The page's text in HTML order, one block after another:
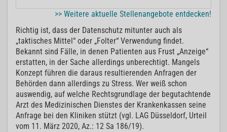
>> Weitere aktuelle Stellenangebote entdecken!
Richtig ist, dass der Datenschutz mitunter auch als
„taktisches Mittel“ oder „Folter“ Verwendung findet.
Bekannt sind Fälle, in denen Patienten aus Frust „Anzeige“
erstatten, in der Sache allerdings unberechtigt. Mangels
Konzept führen die daraus resultierenden Anfragen der
Behörden dann allerdings zu Stress. Wer weiß schon
auswendig, auf welche Rechtsgrundlage der begutachtende
Arzt des Medizinischen Dienstes der Krankenkassen seine
Anfrage bei den Kliniken stützt (vgl. LAG Düsseldorf, Urteil
vom 11. März 2020, Az.: 12 Sa 186/19).